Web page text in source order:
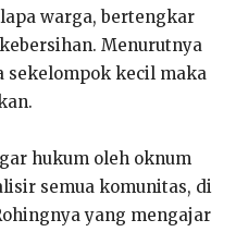
warga, bertengkar
Menurutnya
sekelompok kecil maka
hukum oleh oknum
semua komunitas, di
yang mengajar